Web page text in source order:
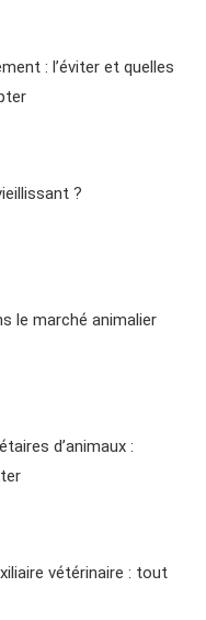
: l’éviter et quelles
?
le marché animalier
d’animaux :
vétérinaire : tout